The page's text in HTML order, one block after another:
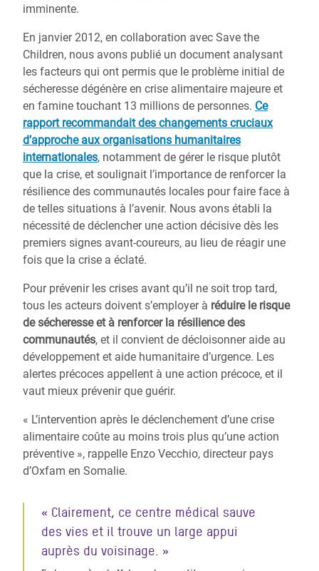
imminente.
En janvier 2012, en collaboration avec Save the
Children, nous avons publié un document analysant
les facteurs qui ont permis que le problème initial de
sécheresse dégénère en crise alimentaire majeure et
en famine touchant 13 millions de personnes. Ce
rapport recommandait des changements cruciaux
d’approche aux organisations humanitaires
internationales, notamment de gérer le risque plutôt
que la crise, et soulignait l’importance de renforcer la
résilience des communautés locales pour faire face à
de telles situations à l’avenir. Nous avons établi la
nécessité de déclencher une action décisive dès les
premiers signes avant-coureurs, au lieu de réagir une
fois que la crise a éclaté.
Pour prévenir les crises avant qu’il ne soit trop tard,
tous les acteurs doivent s’employer à réduire le risque
de sécheresse et à renforcer la résilience des
communautés, et il convient de décloisonner aide au
développement et aide humanitaire d’urgence. Les
alertes précoces appellent à une action précoce, et il
vaut mieux prévenir que guérir.
« L’intervention après le déclenchement d’une crise
alimentaire coûte au moins trois plus qu’une action
préventive », rappelle Enzo Vecchio, directeur pays
d’Oxfam en Somalie.
« Clairement, ce centre médical sauve
des vies et il trouve un large appui
auprès du voisinage. »